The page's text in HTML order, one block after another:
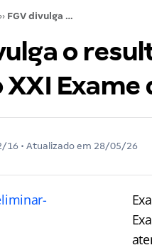
›› FGV divulga o resultado preliminar da 1ª fase do XXI Exame de Ordem. Confira!
o
XXI
16 • Atualizado em 28/05/26